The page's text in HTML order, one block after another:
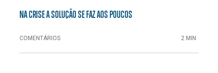
NA CRISE A SOLUÇÃO SE FAZ AOS POUCOS
COMENTÁRIOS 2 MIN